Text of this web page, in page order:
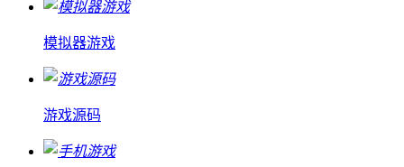
模拟器游戏
游戏源码